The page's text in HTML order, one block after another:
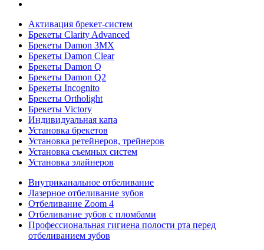
Активация брекет-систем
Брекеты Clarity Advanced
Брекеты Damon 3MX
Брекеты Damon Clear
Брекеты Damon Q
Брекеты Damon Q2
Брекеты Incognito
Брекеты Ortholight
Брекеты Victory
Индивидуальная капа
Установка брекетов
Установка ретейнеров, трейнеров
Установка съемных систем
Установка элайнеров
Внутриканальное отбеливание
Лазерное отбеливание зубов
Отбеливание Zoom 4
Отбеливание зубов с пломбами
Профессиональная гигиена полости рта перед
отбеливанием зубов